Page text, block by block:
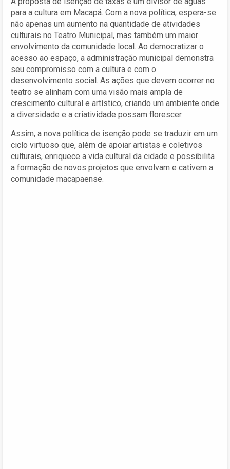
para a cultura em Macapá. Com a nova política, espera-se
não apenas um aumento na quantidade de atividades
culturais no Teatro Municipal, mas também um maior
envolvimento da comunidade local. Ao democratizar o
acesso ao espaço, a administração municipal demonstra
seu compromisso com a cultura e com o
desenvolvimento social. As ações que devem ocorrer no
teatro se alinham com uma visão mais ampla de
crescimento cultural e artístico, criando um ambiente onde
a diversidade e a criatividade possam florescer.
Assim, a nova política de isenção pode se traduzir em um
ciclo virtuoso que, além de apoiar artistas e coletivos
culturais, enriquece a vida cultural da cidade e possibilita
a formação de novos projetos que envolvam e cativem a
comunidade macapaense.